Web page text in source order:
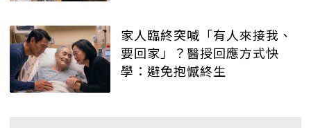
家人臨終突喊「有人來接我、
要回家」？醫授回應方式快
學：避免抱憾終生